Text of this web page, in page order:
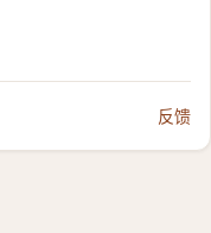
反馈